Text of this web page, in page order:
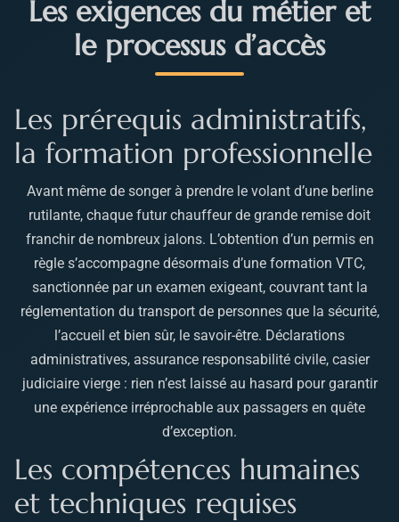
Les exigences du métier et
le processus d’accès
Les prérequis administratifs,
la formation professionnelle
Avant même de songer à prendre le volant d’une berline
rutilante, chaque futur chauffeur de grande remise doit
franchir de nombreux jalons. L’obtention d’un permis en
règle s’accompagne désormais d’une formation VTC,
sanctionnée par un examen exigeant, couvrant tant la
réglementation du transport de personnes que la sécurité,
l’accueil et bien sûr, le savoir-être. Déclarations
administratives, assurance responsabilité civile, casier
judiciaire vierge : rien n’est laissé au hasard pour garantir
une expérience irréprochable aux passagers en quête
d’exception.
Les compétences humaines
et techniques requises